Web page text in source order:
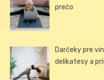
prečo
Darčeky pre
delikatesy a